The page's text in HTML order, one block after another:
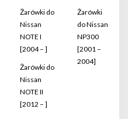
Żarówki do
Nissan
NOTE I
[2004 – ]
Żarówki do
Nissan
NOTE II
[2012 – ]
Żarówki
do Nissan
NP300
[2001 –
2004]